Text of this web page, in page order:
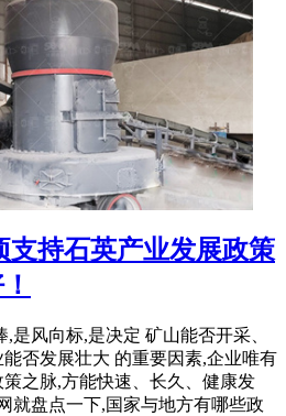
支持石英产业发展政策
是风向标,是决定 矿山能否开采、
否发展壮大 的重要因素,企业唯有
之脉,方能快速、长久、健康发
就盘点一下,国家与地方有哪些政